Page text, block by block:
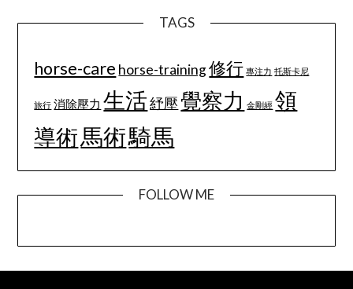
TAGS
horse-care horse-training修行 專注力 托斯卡尼
旅行 消除壓力 生活 紓壓 覺察力 金剛經 領
導術馬術騎馬
FOLLOW ME